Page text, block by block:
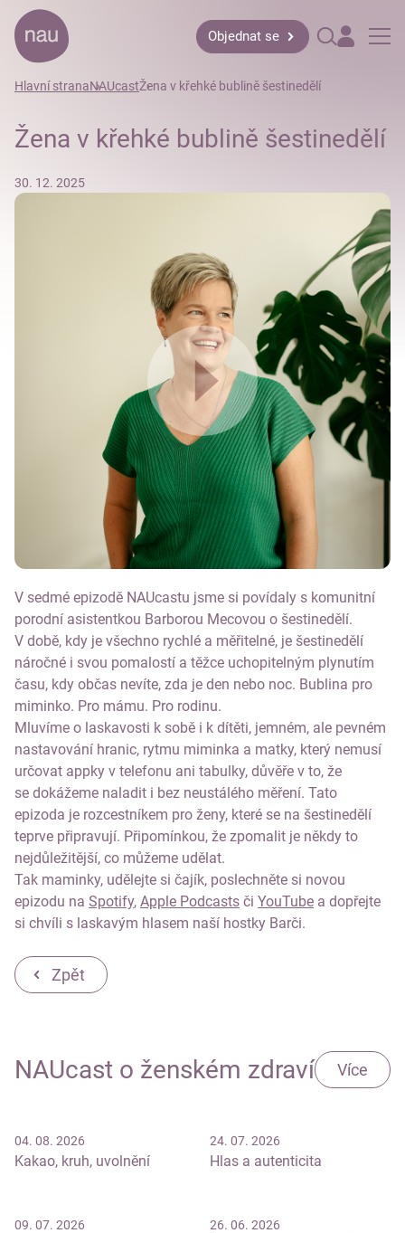
Objednat se
Hlavní stranaNAUcastŽena v křehké bublině šestinedělí
Žena v křehké bublině šestinedělí
30. 12. 2025
V sedmé epizodě NAUcastu jsme si povídaly s komunitní
porodní asistentkou Barborou Mecovou o šestinedělí.
V době, kdy je všechno rychlé a měřitelné, je šestinedělí
náročné i svou pomalostí a těžce uchopitelným plynutím
času, kdy občas nevíte, zda je den nebo noc. Bublina pro
miminko. Pro mámu. Pro rodinu.
Mluvíme o laskavosti k sobě i k dítěti, jemném, ale pevném
nastavování hranic, rytmu miminka a matky, který nemusí
určovat appky v telefonu ani tabulky, důvěře v to, že
se dokážeme naladit i bez neustálého měření. Tato
epizoda je rozcestníkem pro ženy, které se na šestinedělí
teprve připravují. Připomínkou, že zpomalit je někdy to
nejdůležitější, co můžeme udělat.
Tak maminky, udělejte si čajík, poslechněte si novou
epizodu na Spotify, Apple Podcasts či YouTube a dopřejte
si chvíli s laskavým hlasem naší hostky Barči.
Zpět
NAUcast o ženském zdraví Více
04. 08. 2026
Kakao, kruh, uvolnění
24. 07. 2026
Hlas a autenticita
09. 07. 2026 26. 06. 2026